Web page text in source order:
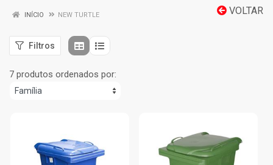
VOLTAR
INÍCIO NEW TURTLE
Filtros
7 produtos ordenados por: